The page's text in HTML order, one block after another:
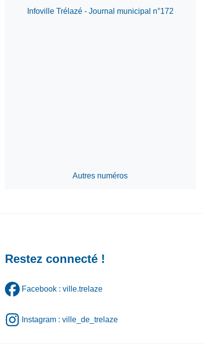
Infoville Trélazé - Journal municipal n°172
Autres numéros
Restez connecté !
Facebook : ville.trelaze
Instagram : ville_de_trelaze